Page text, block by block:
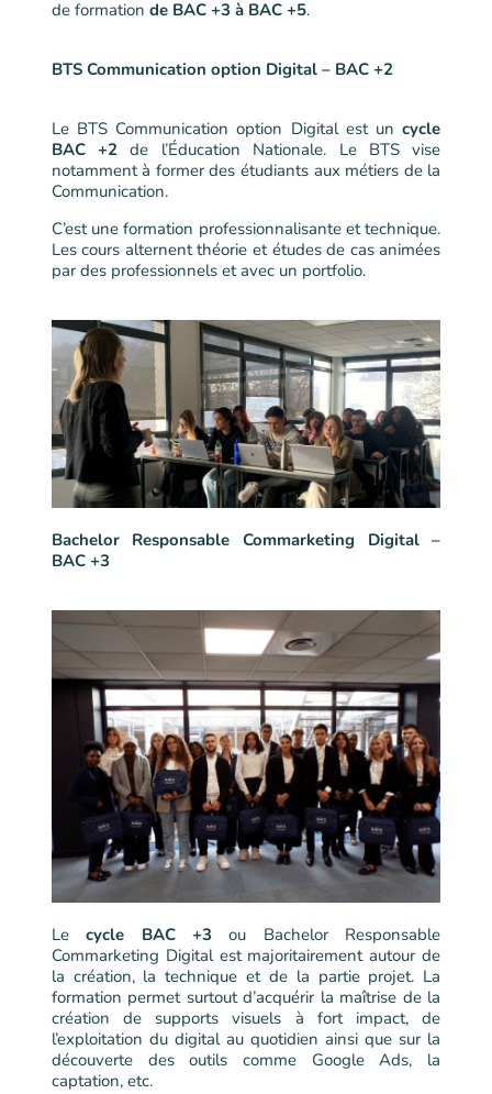
de formation de BAC +3 à BAC +5.
BTS Communication option Digital – BAC +2
Le BTS Communication option Digital est uncycle
BAC +2 de l’Éducation Nationale. Le BTS vise
notamment à former des étudiants aux métiers de la
Communication.
C’est une formation professionnalisante et technique.
Les cours alternent théorie et études de cas animées
par des professionnels et avec un portfolio.
Bachelor Responsable Commarketing Digital –
BAC +3
Lecycle BAC +3 ou Bachelor Responsable
Commarketing Digital est majoritairement autour de
la création, la technique et de la partie projet. La
formation permet surtout d’acquérir la maîtrise de la
création de supports visuels à fort impact, de
l’exploitation du digital au quotidien ainsi que sur la
découverte des outils comme Google Ads, la
captation, etc.